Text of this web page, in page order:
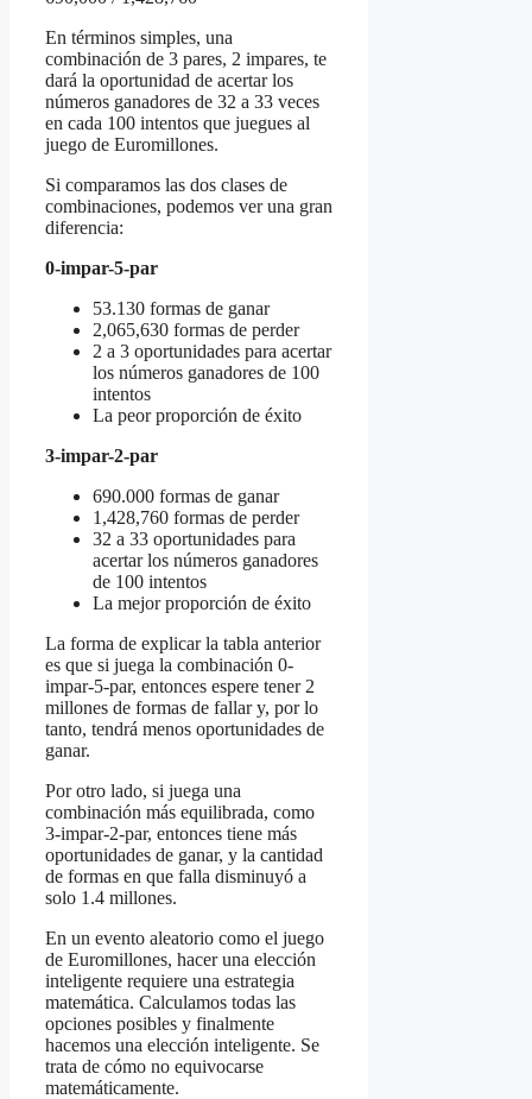
En términos simples, una
combinación de 3 pares, 2 impares, te
dará la oportunidad de acertar los
números ganadores de 32 a 33 veces
en cada 100 intentos que juegues al
juego de Euromillones.
Si comparamos las dos clases de
combinaciones, podemos ver una gran
diferencia:
0-impar-5-par
53.130 formas de ganar
2,065,630 formas de perder
2 a 3 oportunidades para acertar
los números ganadores de 100
intentos
La peor proporción de éxito
3-impar-2-par
690.000 formas de ganar
1,428,760 formas de perder
32 a 33 oportunidades para
acertar los números ganadores
de 100 intentos
La mejor proporción de éxito
La forma de explicar la tabla anterior
es que si juega la combinación 0-
impar-5-par, entonces espere tener 2
millones de formas de fallar y, por lo
tanto, tendrá menos oportunidades de
ganar.
Por otro lado, si juega una
combinación más equilibrada, como
3-impar-2-par, entonces tiene más
oportunidades de ganar, y la cantidad
de formas en que falla disminuyó a
solo 1.4 millones.
En un evento aleatorio como el juego
de Euromillones, hacer una elección
inteligente requiere una estrategia
matemática. Calculamos todas las
opciones posibles y finalmente
hacemos una elección inteligente. Se
trata de cómo no equivocarse
matemáticamente.